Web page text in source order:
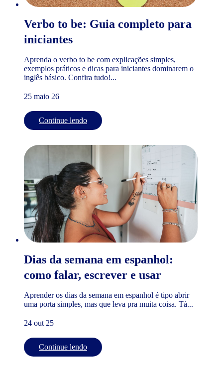
Verbo to be: Guia completo para
iniciantes
Aprenda o verbo to be com explicações simples,
exemplos práticos e dicas para iniciantes dominarem o
inglês básico. Confira tudo!...
25 maio 26
Continue lendo
Dias da semana em espanhol:
como falar, escrever e usar
Aprender os dias da semana em espanhol é tipo abrir
uma porta simples, mas que leva pra muita coisa. Tá...
24 out 25
Continue lendo